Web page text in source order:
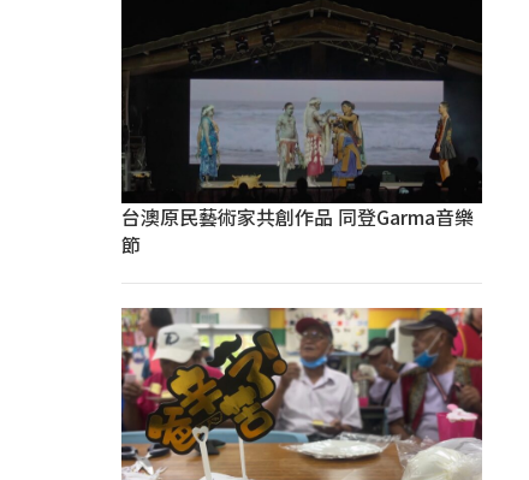
台澳原民藝術家共創作品 同登Garma音樂
節